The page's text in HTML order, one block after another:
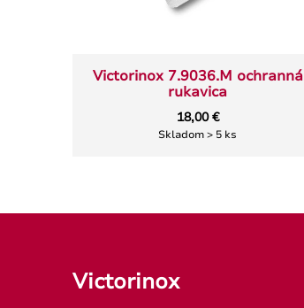
Victorinox 7.9036.M ochranná
rukavica
18,00 €
Skladom > 5 ks
Victorinox